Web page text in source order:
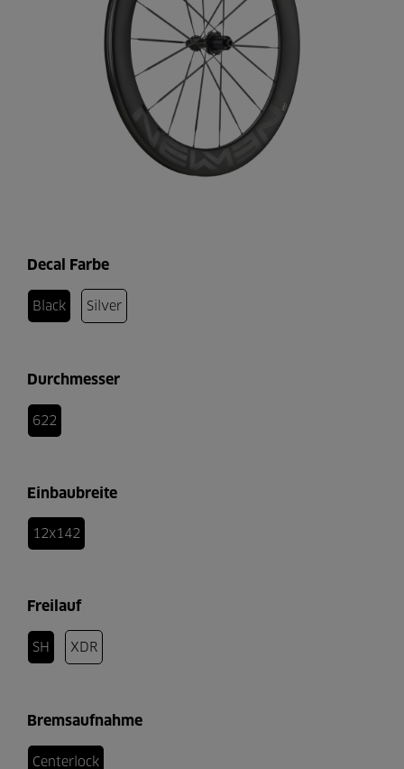
Decal Farbe
Black Silver
Durchmesser
622
Einbaubreite
12x142
Freilauf
SH XDR
Bremsaufnahme
Centerlock